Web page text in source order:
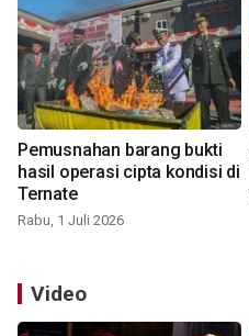
Pemusnahan barang bukti
hasil operasi cipta kondisi di
Ternate
Rabu, 1 Juli 2026
Video